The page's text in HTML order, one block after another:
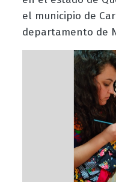
el municipio de
departamento de